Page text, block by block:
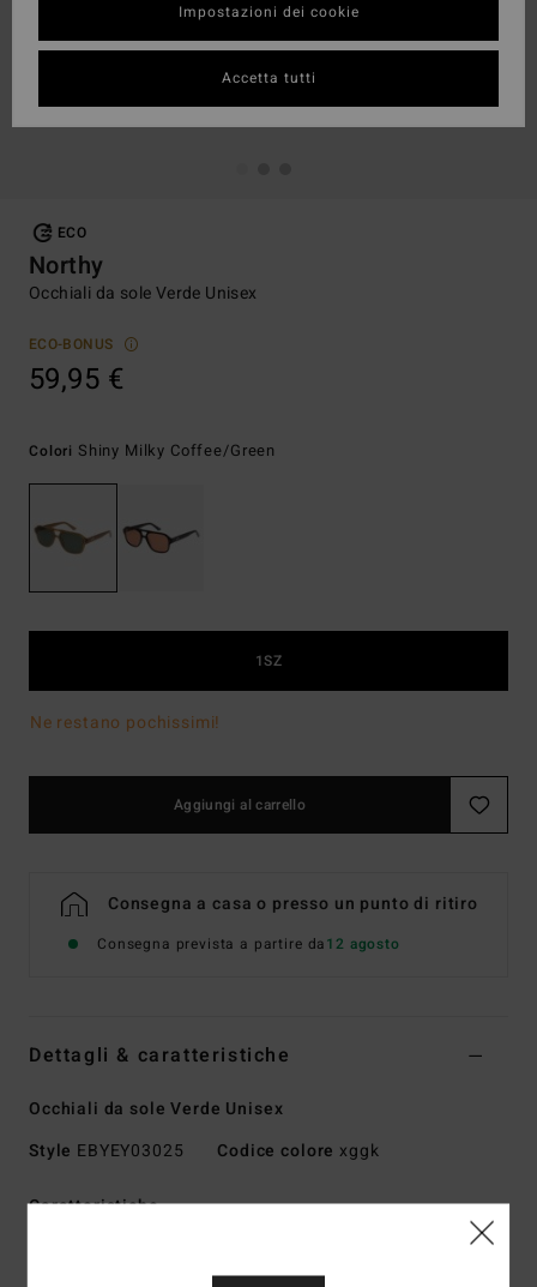
ECO
Northy
Occhiali da sole Verde Unisex
ECO-BONUS
59,95 €
Colori Shiny Milky Coffee/green
1SZ
Ne restano pochissimi!
Aggiungi al carrello
Consegna a casa o presso un punto di ritiro
Consegna prevista a partire da12 agosto
Dettagli & caratteristiche
Occhiali da sole Verde Unisex
Style EBYEY03025 Codice colore xggk
Caratteristiche
Impostazioni dei cookie
Accetta tutti